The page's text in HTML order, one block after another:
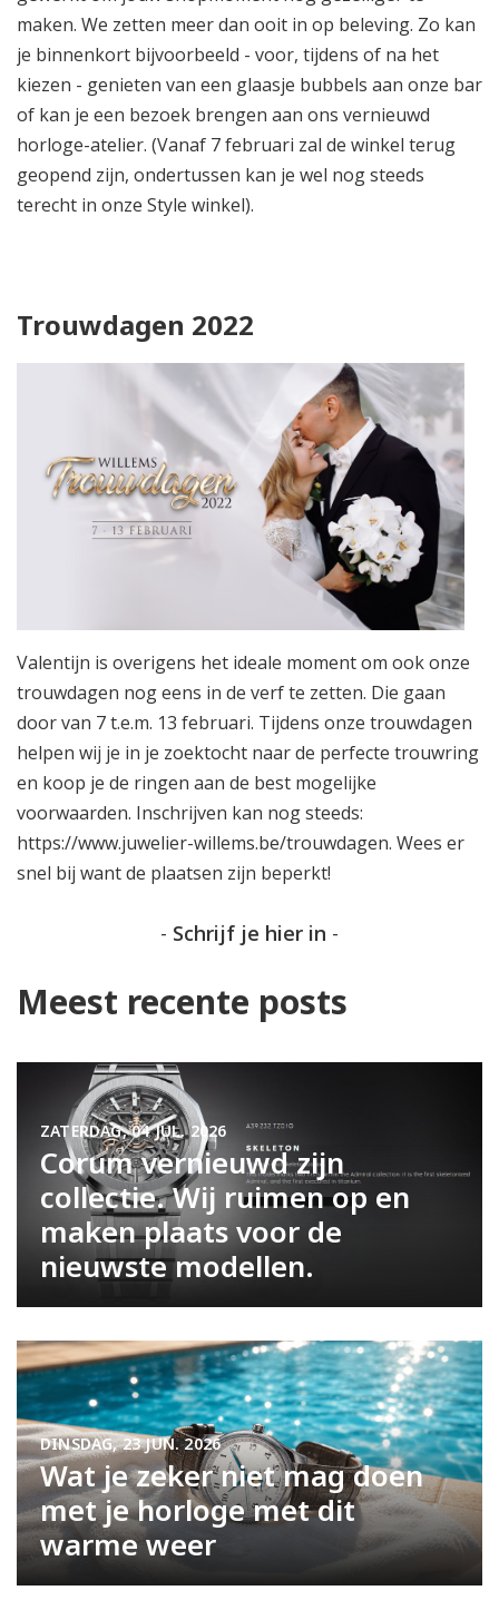
maken. We zetten meer dan ooit in op beleving. Zo kan
je binnenkort bijvoorbeeld - voor, tijdens of na het
kiezen - genieten van een glaasje bubbels aan onze bar
of kan je een bezoek brengen aan ons vernieuwd
horloge-atelier. (Vanaf 7 februari zal de winkel terug
geopend zijn, ondertussen kan je wel nog steeds
terecht in onze Style winkel).
Trouwdagen 2022
Valentijn is overigens het ideale moment om ook onze
trouwdagen nog eens in de verf te zetten. Die gaan
door van 7 t.e.m. 13 februari. Tijdens onze trouwdagen
helpen wij je in je zoektocht naar de perfecte trouwring
en koop je de ringen aan de best mogelijke
voorwaarden. Inschrijven kan nog steeds:
https://www.juwelier-willems.be/trouwdagen. Wees er
snel bij want de plaatsen zijn beperkt!
- Schrijf je hier in -
Meest recente posts
Corum vernieuwd zijn
collectie. Wij ruimen op en
maken plaats voor de
nieuwste modellen.
ZATERDAG, 04 JUL. 2026
Wat je zeker niet mag doen
met je horloge met dit
warme weer
DINSDAG, 23 JUN. 2026